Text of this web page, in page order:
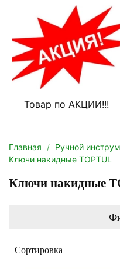
Товар по АКЦИИ!!!
Главная Ручной
Ключи накидные TOPTUL
Ключи накидные